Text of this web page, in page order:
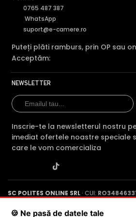
Caracteristica
produs)
Pret
2.548 lei
Rezolutie
4 MP
Vedere
noaptea
IR 100m
Conectivitate PoE
Slot card SD
Da
Tehnologie
IP
0765 487 387
WhatsApp
suport@e-camere.ro
Puteți plăti ramburs, prin OP sau
Acceptăm:
NEWSLETTER
Inscrie-te la newsletterul nostru
imediat ofertele noastre speciale
care le vom comercializa
SC POLITES ONLINE SRL · CUI:
Poenaru, Nr. 1, Craiova, Jud. Dolj ·
🍪 Ne pasă de datele tale